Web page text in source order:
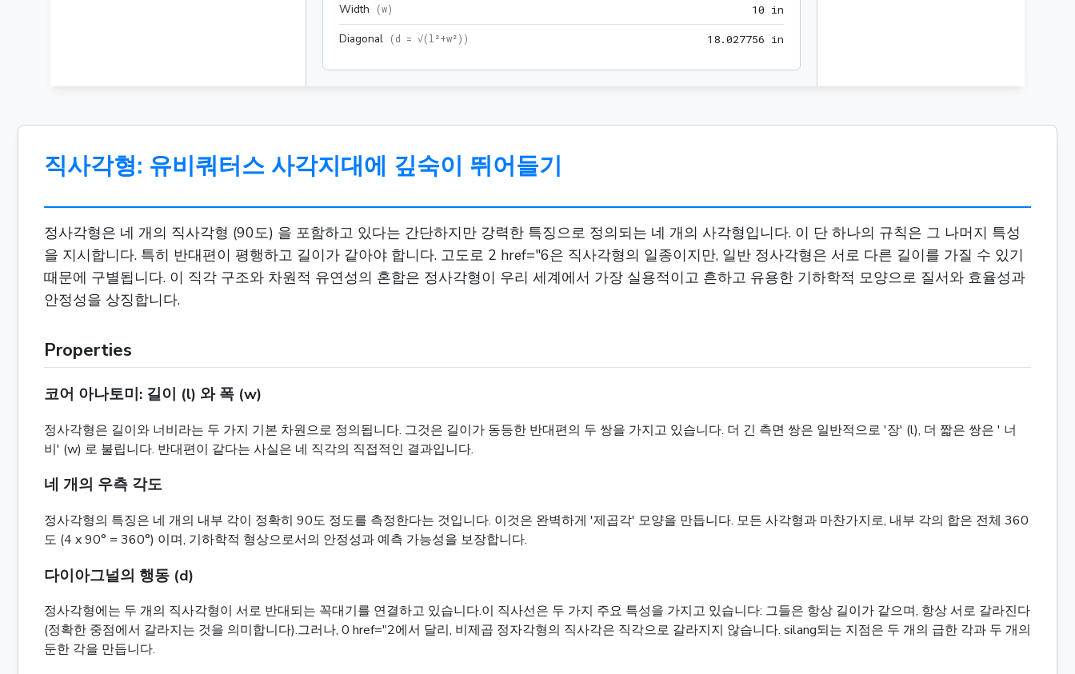
Width (w) 10 in
Diagonal (d = √(l²+w²) ) 1 8.027756 in
직사각형: 유비쿼터스 사각지대에 깊숙이 뛰어들기
정사각형은 네 개의 직사각형 (90도) 을 포함하고 있다는 간단하지만 강력한 특징으로 정의되는 네 개의 사각형입니다. 이 단 하나의 규칙은 그 나머지 특성
을 지시합니다. 특히 반대편이 평행하고 길이가 같아야 합니다. 고도로 2 href="6은 직사각형의 일종이지만, 일반 정사각형은 서로 다른 길이를 가질 수 있기
때문에 구별됩니다. 이 직각 구조와 차원적 유연성의 혼합은 정사각형이 우리 세계에서 가장 실용적이고 흔하고 유용한 기하학적 모양으로 질서와 효율성과
안정성을 상징합니다.
Properties
코어 아나토미: 길이 (l) 와 폭 (w)
정사각형은 길이와 너비라는 두 가지 기본 차원으로 정의됩니다. 그것은 길이가 동등한 반대편의 두 쌍을 가지고 있습니다. 더 긴 측면 쌍은 일반적으로 '장' (l), 더 짧은 쌍은 ' 너
비' (w) 로 불립니다. 반대편이 같다는 사실은 네 직각의 직접적인 결과입니다.
네 개의 우측 각도
정사각형의 특징은 네 개의 내부 각이 정확히 90도 정도를 측정한다는 것입니다. 이것은 완벽하게 '제곱각' 모양을 만듭니다. 모든 사각형과 마찬가지로, 내부 각의 합은 전체 360
도 (4 x 90° = 360°) 이며, 기하학적 형상으로서의 안정성과 예측 가능성을 보장합니다.
다이아그널의 행동 (d)
정사각형에는 두 개의 직사각형이 서로 반대되는 꼭대기를 연결하고 있습니다.이 직사선은 두 가지 주요 특성을 가지고 있습니다: 그들은 항상 길이가 같으며, 항상 서로 갈라진다
(정확한 중점에서 갈라지는 것을 의미합니다).그러나, 0 href="2에서 달리, 비제곱 정자각형의 직사각은 직각으로 갈라지지 않습니다. silang되는 지점은 두 개의 급한 각과 두 개의
둔한 각을 만듭니다.